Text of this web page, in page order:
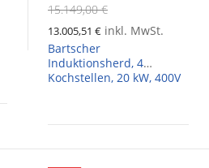
15.149,00 €
13.005,51 € inkl. MwSt.
Bartscher
Induktionsherd, 4
Kochstellen, 20 kW, 400V